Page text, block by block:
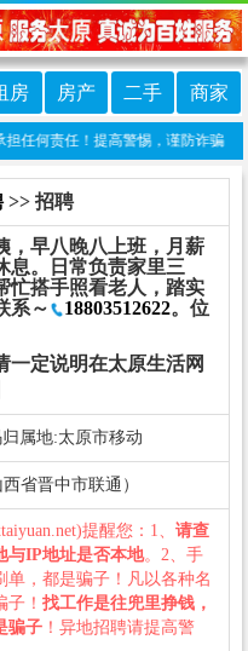
房 房产 二手 商家
何责任！提高警惕，谨防诈骗！做
>> 招聘
，早八晚八上班，月薪
息。日常负责家里三
忙搭手照看老人，踏实
系～
18803512622。位
一定说明在太原生活网
属地:太原市移动
省晋中市联通）
提醒您：1、 请查
与IP地址是否本地。2、手
单，都是骗子！凡以各种名
！ 找工作是往兜里挣钱，
骗子 ！异地招聘请提高警